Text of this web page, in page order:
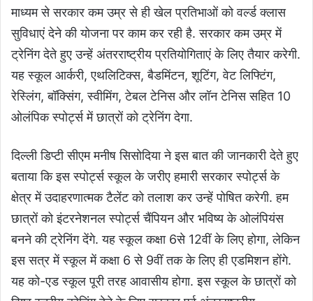
माध्यम से सरकार कम उम्र से ही खेल प्रतिभाओं को वर्ल्ड क्लास
सुविधाएं देने की योजना पर काम कर रही है. सरकार कम उम्र में
ट्रेनिंग देते हुए उन्हें अंतरराष्ट्रीय प्रतियोगिताएं के लिए तैयार करेगी.
यह स्कूल आर्करी, एथलिटिक्स, बैडमिंटन, शूटिंग, वेट लिफ्टिंग,
रेस्लिंग, बॉक्सिंग, स्वीमिंग, टेबल टेनिस और लॉन टेनिस सहित 10
ओलंपिक स्पोर्ट्स में छात्रों को ट्रेनिंग देगा.
दिल्ली डिप्टी सीएम मनीष सिसोदिया ने इस बात की जानकारी देते हुए
बताया कि इस स्पोर्ट्स स्कूल के जरीए हमारी सरकार स्पोर्ट्स के
क्षेत्र में उदाहरणात्मक टैलेंट को तलाश कर उन्हें पोषित करेगी. हम
छात्रों को इंटरनेशनल स्पोर्ट्स चैंपियन और भविष्य के ओलंपियंस
बनने की ट्रेनिंग देंगे. यह स्कूल कक्षा 6से 12वीं के लिए होगा, लेकिन
इस सत्र में स्कूल में कक्षा 6 से 9वीं तक के लिए ही एडमिशन होंगे.
यह को-एड स्कूल पूरी तरह आवासीय होगा. इस स्कूल के छात्रों को